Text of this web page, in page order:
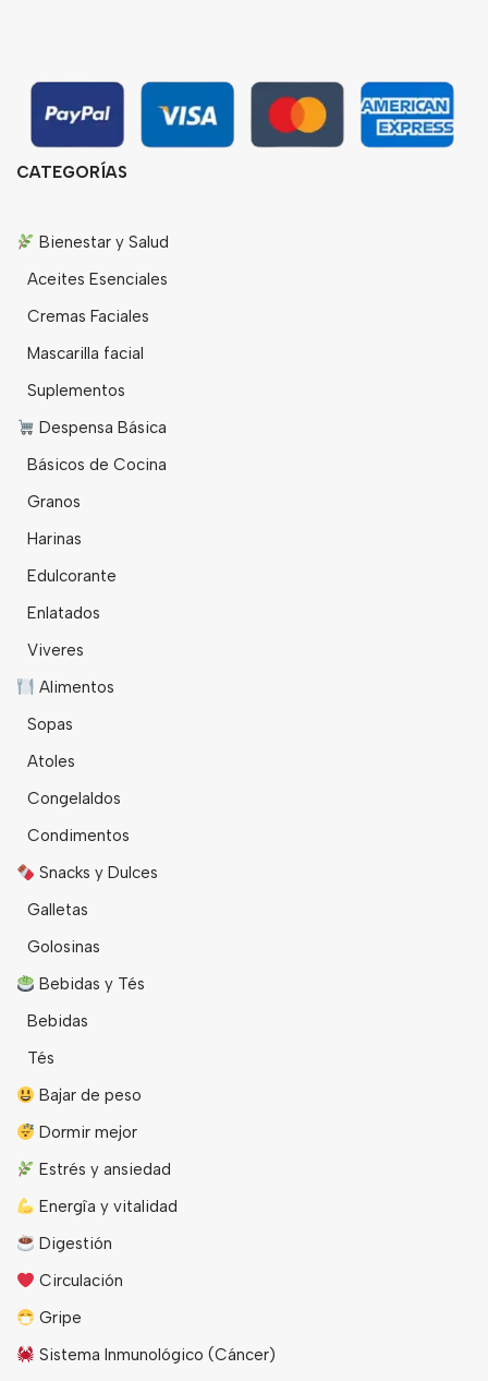
CATEGORÍAS
Bienestar y Salud
Aceites Esenciales
Cremas Faciales
Mascarilla facial
Suplementos
Despensa Básica
Básicos de Cocina
Granos
Harinas
Edulcorante
Enlatados
Viveres
Alimentos
Sopas
Atoles
Congelaldos
Condimentos
Snacks y Dulces
Galletas
Golosinas
Bebidas y Tés
Bebidas
Tés
Bajar de peso
Dormir mejor
Estrés y ansiedad
Energîa y vitalidad
Digestión
Circulación
Gripe
Sistema Inmunológico (Cáncer)